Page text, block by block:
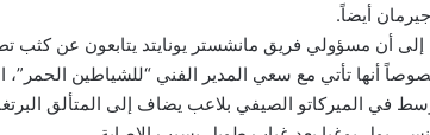
أيضاً.
أن مسؤولي فريق مانشستر يونايتد يتابعون عن كثب
2019، خصوصاً أنها تأتي مع سعي المدير الفني “للشياطين
في الميركاتو الصيفي بلاعب يضاف إلى المتألق